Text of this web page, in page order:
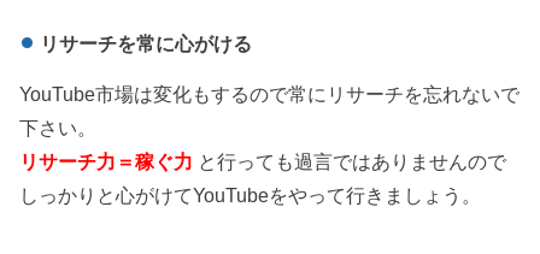
リサーチを常に心がける
YouTube市場は変化もするので常にリサーチを忘れないで
下さい。
リサーチ力＝稼ぐ力 と行っても過言ではありませんので
しっかりと心がけてYouTubeをやって行きましょう。